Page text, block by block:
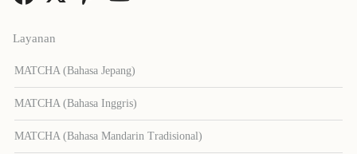
Layanan
MATCHA (Bahasa Jepang)
MATCHA (Bahasa Inggris)
MATCHA (Bahasa Mandarin Tradisional)